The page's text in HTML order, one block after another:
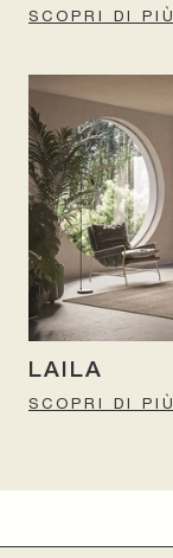
SCOPRI DI PIÙ
LAILA
SCOPRI DI PIÙ